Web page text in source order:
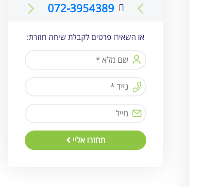
072-3954389
או השאירו פרטים לקבלת שיחה חוזרת:
תחזרו אליי